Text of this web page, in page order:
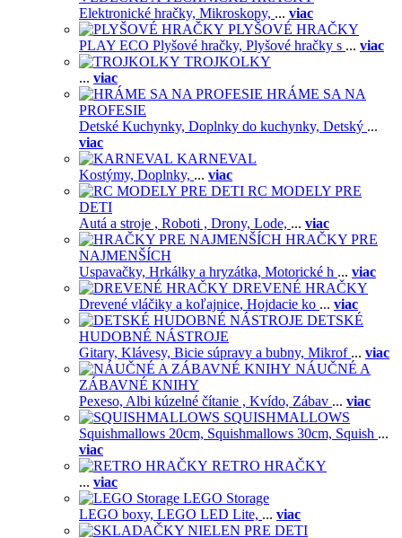
Elektronické hračky, Mikroskopy, ... viac
PLYŠOVÉ HRAČKY
PLAY ECO Plyšové hračky, Plyšové hračky s ... viac
TROJKOLKY
... viac
HRÁME SA NA
PROFESIE
Detské Kuchynky, Doplnky do kuchynky, Detský ...
viac
KARNEVAL
Kostýmy, Doplnky, ... viac
RC MODELY PRE
DETI
Autá a stroje , Roboti , Drony, Lode, ... viac
HRAČKY PRE
NAJMENŠÍCH
Uspavačky, Hrkálky a hryzátka, Motorické h ... viac
DREVENÉ HRAČKY
Drevené vláčiky a koľajnice, Hojdacie ko ... viac
DETSKÉ
HUDOBNÉ NÁSTROJE
Gitary, Klávesy, Bicie súpravy a bubny, Mikrof ... viac
NÁUČNÉ A
ZÁBAVNÉ KNIHY
Pexeso, Albi kúzelné čítanie , Kvído, Zábav ... viac
SQUISHMALLOWS
Squishmallows 20cm, Squishmallows 30cm, Squish ...
viac
RETRO HRAČKY
... viac
LEGO Storage
LEGO boxy, LEGO LED Lite, ... viac